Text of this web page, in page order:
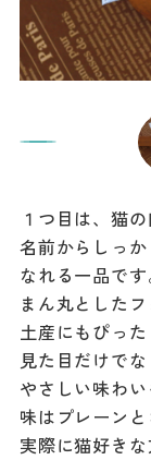
１つ目は、猫
名前からしっ
なれる一品です
まん丸とした
土産にもぴった
見た目だけで
やさしい味わい
味はプレーンと
実際に猫好き